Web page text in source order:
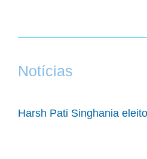
Notícias
Harsh Pati Singhania